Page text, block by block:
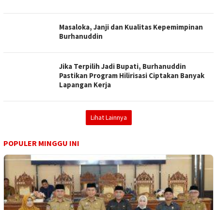
Masaloka, Janji dan Kualitas Kepemimpinan
Burhanuddin
Jika Terpilih Jadi Bupati, Burhanuddin
Pastikan Program Hilirisasi Ciptakan Banyak
Lapangan Kerja
Lihat Lainnya
POPULER MINGGU INI